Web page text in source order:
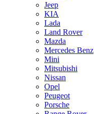
Jeep
KIA
Lada
Land Rover
Mazda
Mercedes Benz
Mini
Mitsubishi
Nissan
Opel
Peugeot
Porsche